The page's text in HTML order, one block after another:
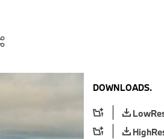
DOWNLOADS.